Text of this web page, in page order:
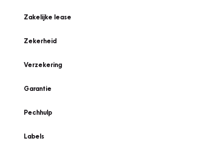
Zakelijke lease
Zekerheid
Verzekering
Garantie
Pechhulp
Labels